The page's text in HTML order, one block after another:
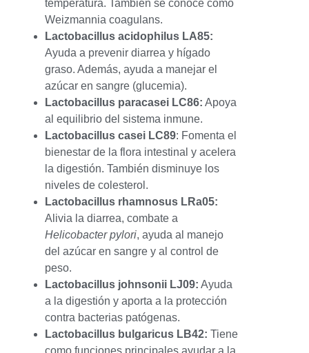
temperatura. También se conoce como
Weizmannia coagulans.
Lactobacillus acidophilus LA85:
Ayuda a prevenir diarrea y hígado
graso. Además, ayuda a manejar el
azúcar en sangre (glucemia).
Lactobacillus paracasei LC86: Apoya
al equilibrio del sistema inmune.
Lactobacillus casei LC89: Fomenta el
bienestar de la flora intestinal y acelera
la digestión. También disminuye los
niveles de colesterol.
Lactobacillus rhamnosus LRa05:
Alivia la diarrea, combate a
Helicobacter pylori, ayuda al manejo
del azúcar en sangre y al control de
peso.
Lactobacillus johnsonii LJ09: Ayuda
a la digestión y aporta a la protección
contra bacterias patógenas.
Lactobacillus bulgaricus LB42: Tiene